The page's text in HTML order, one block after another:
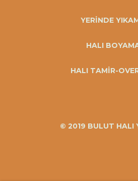
YERİNDE
HALI
HALI TAMİR-
© 2019 BULUT HALI